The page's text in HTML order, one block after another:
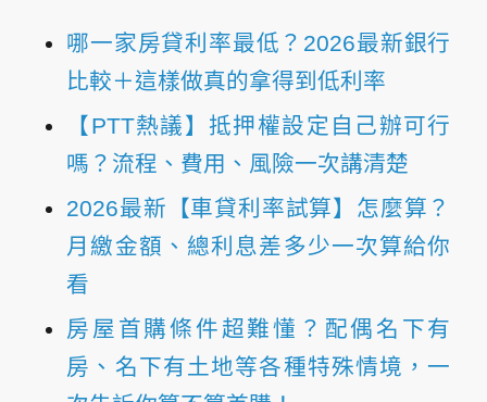
哪一家房貸利率最低？2026最新銀行
比較＋這樣做真的拿得到低利率
【PTT熱議】抵押權設定自己辦可行
嗎？流程、費用、風險一次講清楚
2026最新【車貸利率試算】怎麼算？
月繳金額、總利息差多少一次算給你
看
房屋首購條件超難懂？配偶名下有
房、名下有土地等各種特殊情境，一